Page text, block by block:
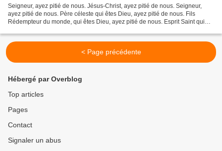
Seigneur, ayez pitié de nous. Jésus-Christ, ayez pitié de nous. Seigneur,
ayez pitié de nous. Père céleste qui êtes Dieu, ayez pitié de nous. Fils
Rédempteur du monde, qui êtes Dieu, ayez pitié de nous. Esprit Saint qui
< Page précédente
Hébergé par Overblog
Top articles
Pages
Contact
Signaler un abus